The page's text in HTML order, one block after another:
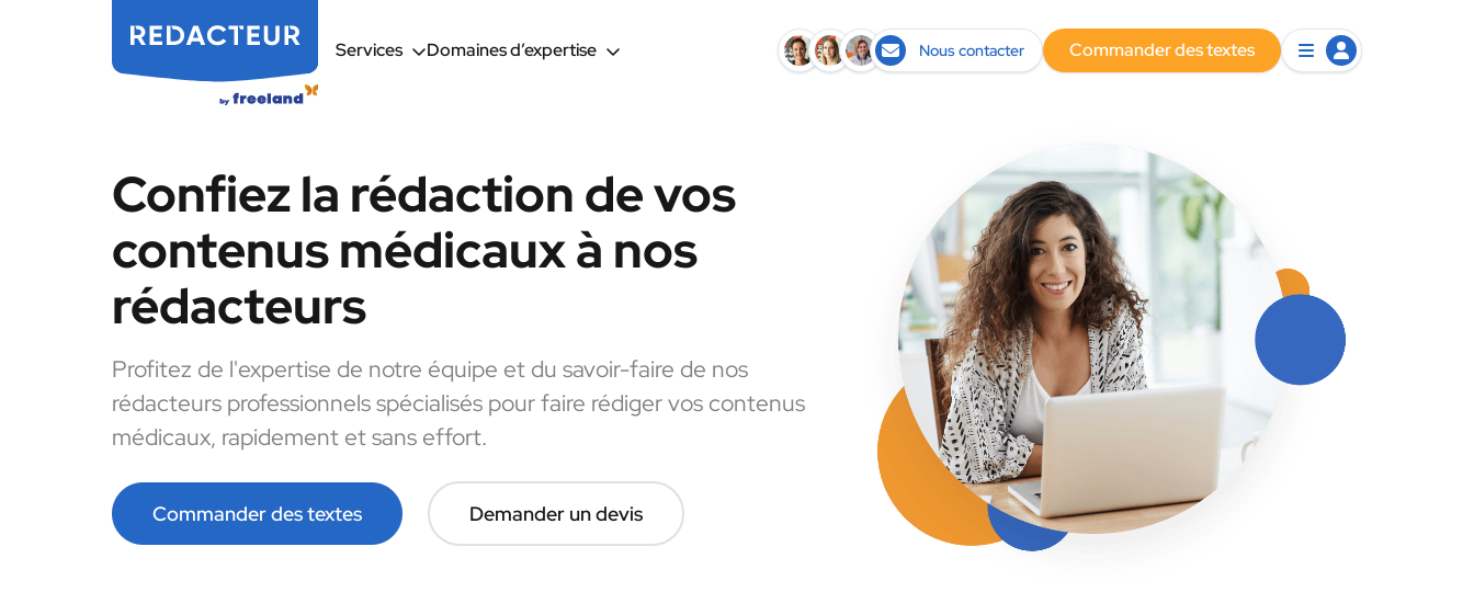
Services Domaines d’expertise Nous contacter Commander des textes
Confiez la rédaction de vos
contenus médicaux à nos
rédacteurs
Profitez de l'expertise de notre équipe et du savoir-faire de nos
rédacteurs professionnels spécialisés pour faire rédiger vos contenus
médicaux, rapidement et sans effort.
Commander des textes Demander un devis